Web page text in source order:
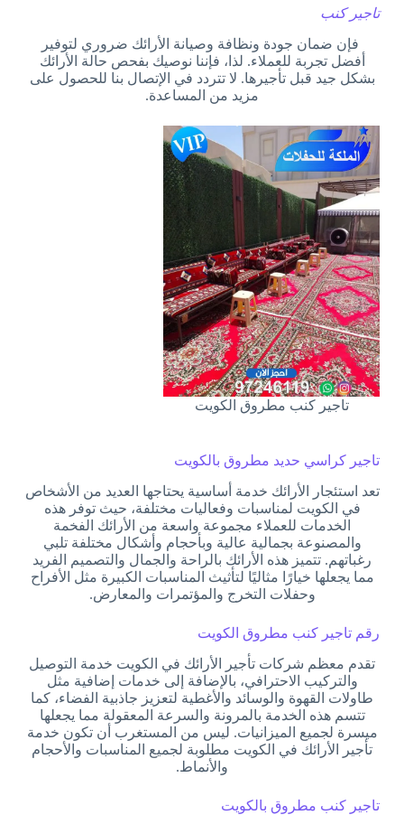
تاجير كنب
فإن ضمان جودة ونظافة وصيانة الأرائك ضروري لتوفير
أفضل تجربة للعملاء. لذا، فإننا نوصيك بفحص حالة الأرائك
بشكل جيد قبل تأجيرها. لا تتردد في الإتصال بنا للحصول على
مزيد من المساعدة.
تاجير كنب مطروق الكويت
تاجير كراسي حديد مطروق بالكويت
تعد استئجار الأرائك خدمة أساسية يحتاجها العديد من الأشخاص
في الكويت لمناسبات وفعاليات مختلفة، حيث توفر هذه
الخدمات للعملاء مجموعة واسعة من الأرائك الفخمة
والمصنوعة بجمالية عالية وبأحجام وأشكال مختلفة تلبي
رغباتهم. تتميز هذه الأرائك بالراحة والجمال والتصميم الفريد
مما يجعلها خيارًا مثاليًا لتأثيث المناسبات الكبيرة مثل الأفراح
وحفلات التخرج والمؤتمرات والمعارض.
رقم تاجير كنب مطروق الكويت
تقدم معظم شركات تأجير الأرائك في الكويت خدمة التوصيل
والتركيب الاحترافي، بالإضافة إلى خدمات إضافية مثل
طاولات القهوة والوسائد والأغطية لتعزيز جاذبية الفضاء، كما
تتسم هذه الخدمة بالمرونة والسرعة المعقولة مما يجعلها
ميسرة لجميع الميزانيات. ليس من المستغرب أن تكون خدمة
تأجير الأرائك في الكويت مطلوبة لجميع المناسبات والأحجام
والأنماط.
تاجير كنب مطروق بالكويت